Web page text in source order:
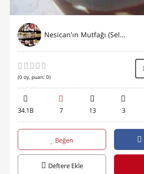
Nesican'ın Mutfağı (Selen)
(0 oy, puan: 0)
34.1B 7 13 3
Beğen
Deftere Ekle